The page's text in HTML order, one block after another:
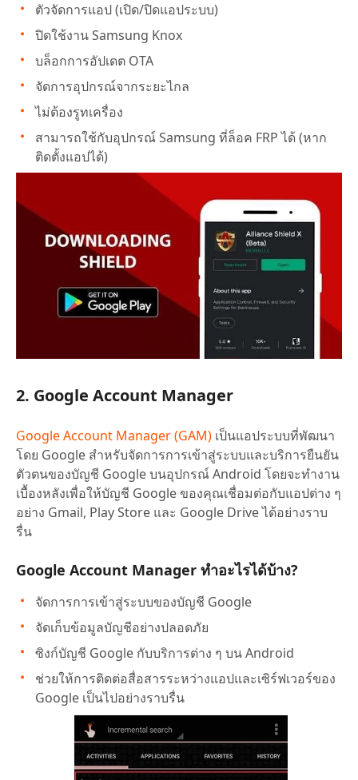
ตัวจัดการแอป (เปิด/ปิดแอประบบ)
ปิดใช้งาน Samsung Knox
บล็อกการอัปเดต OTA
จัดการอุปกรณ์จากระยะไกล
ไม่ต้องรูทเครื่อง
สามารถใช้กับอุปกรณ์ Samsung ที่ล็อค FRP ได้ (หาก
ติดตั้งแอปได้)
2. Google Account Manager
Google Account Manager (GAM) เป็นแอประบบที่พัฒนา
โดย Google สำหรับจัดการการเข้าสู่ระบบและบริการยืนยัน
ตัวตนของบัญชี Google บนอุปกรณ์ Android โดยจะทำงาน
เบื้องหลังเพื่อให้บัญชี Google ของคุณเชื่อมต่อกับแอปต่าง ๆ
อย่าง Gmail, Play Store และ Google Drive ได้อย่างราบ
รื่น
Google Account Manager ทำอะไรได้บ้าง?
จัดการการเข้าสู่ระบบของบัญชี Google
จัดเก็บข้อมูลบัญชีอย่างปลอดภัย
ซิงก์บัญชี Google กับบริการต่าง ๆ บน Android
ช่วยให้การติดต่อสื่อสารระหว่างแอปและเซิร์ฟเวอร์ของ
Google เป็นไปอย่างราบรื่น